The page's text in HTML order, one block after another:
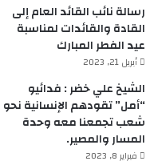
رسالة نائب القائد العام إلى
القادة والقائدات لمناسبة
عيد الفطر المبارك
أبريل 21, 2023
الشيخ علي خضر : فدائيو
“أمل” تقودهم الإنسانية نحو
شعب تجمعنا معه وحدة
المسار والمصير.
فبراير 8, 2023